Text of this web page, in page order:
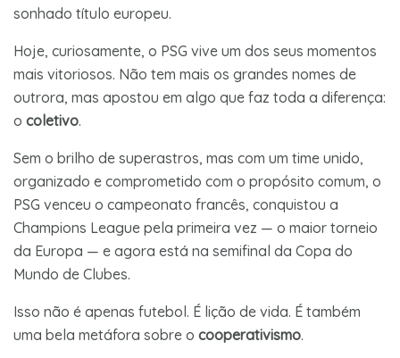
sonhado título europeu.
Hoje, curiosamente, o PSG vive um dos seus momentos
mais vitoriosos. Não tem mais os grandes nomes de
outrora, mas apostou em algo que faz toda a diferença:
o coletivo.
Sem o brilho de superastros, mas com um time unido,
organizado e comprometido com o propósito comum, o
PSG venceu o campeonato francês, conquistou a
Champions League pela primeira vez — o maior torneio
da Europa — e agora está na semifinal da Copa do
Mundo de Clubes.
Isso não é apenas futebol. É lição de vida. É também
uma bela metáfora sobre o cooperativismo.